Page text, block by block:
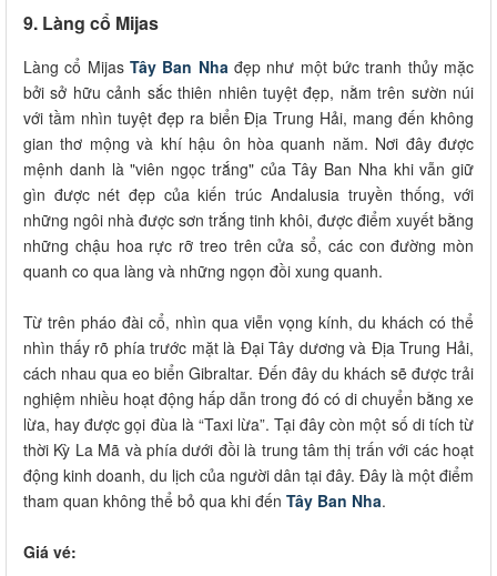
9. Làng cổ Mijas
Làng cổ Mijas Tây Ban Nha đẹp như một bức tranh thủy mặc
bởi sở hữu cảnh sắc thiên nhiên tuyệt đẹp, nằm trên sườn núi
với tầm nhìn tuyệt đẹp ra biển Địa Trung Hải, mang đến không
gian thơ mộng và khí hậu ôn hòa quanh năm. Nơi đây được
mệnh danh là "viên ngọc trắng" của Tây Ban Nha khi vẫn giữ
gìn được nét đẹp của kiến trúc Andalusia truyền thống, với
những ngôi nhà được sơn trắng tinh khôi, được điểm xuyết bằng
những chậu hoa rực rỡ treo trên cửa sổ, các con đường mòn
quanh co qua làng và những ngọn đồi xung quanh.
Từ trên pháo đài cổ, nhìn qua viễn vọng kính, du khách có thể
nhìn thấy rõ phía trước mặt là Đại Tây dương và Địa Trung Hải,
cách nhau qua eo biển Gibraltar. Đến đây du khách sẽ được trải
nghiệm nhiều hoạt động hấp dẫn trong đó có di chuyển bằng xe
lừa, hay được gọi đùa là “Taxi lừa”. Tại đây còn một số di tích từ
thời Kỳ La Mã và phía dưới đồi là trung tâm thị trấn với các hoạt
động kinh doanh, du lịch của người dân tại đây. Đây là một điểm
tham quan không thể bỏ qua khi đến Tây Ban Nha.
Giá vé: